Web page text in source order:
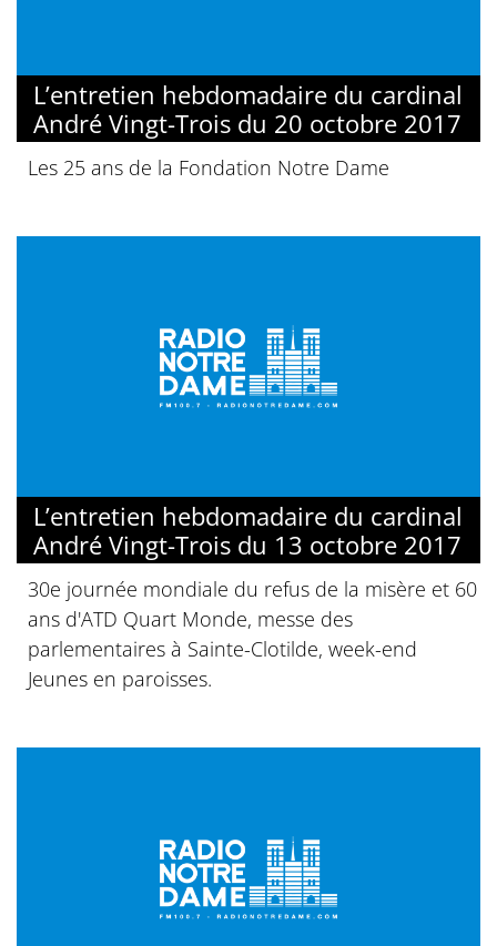
L’entretien hebdomadaire du cardinal
André Vingt-Trois du 20 octobre 2017
Les 25 ans de la Fondation Notre Dame
L’entretien hebdomadaire du cardinal
André Vingt-Trois du 13 octobre 2017
30e journée mondiale du refus de la misère et 60
ans d'ATD Quart Monde, messe des
parlementaires à Sainte-Clotilde, week-end
Jeunes en paroisses.